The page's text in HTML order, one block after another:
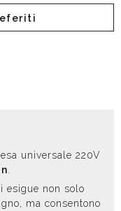
universale 220V
esigue non solo
ma consentono